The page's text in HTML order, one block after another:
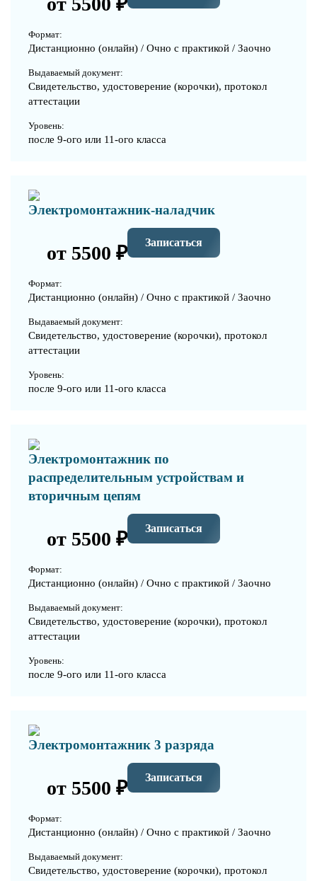
Формат:
Дистанционно (онлайн) / Очно с практикой / Заочно
Выдаваемый документ:
Свидетельство, удостоверение (корочки), протокол
аттестации
Уровень:
после 9-ого или 11-ого класса
Электромонтажник-наладчик
от 5500 ₽ Записаться
Формат:
Дистанционно (онлайн) / Очно с практикой / Заочно
Выдаваемый документ:
Свидетельство, удостоверение (корочки), протокол
аттестации
Уровень:
после 9-ого или 11-ого класса
Электромонтажник по
распределительным устройствам и
вторичным цепям
от 5500 ₽ Записаться
Формат:
Дистанционно (онлайн) / Очно с практикой / Заочно
Выдаваемый документ:
Свидетельство, удостоверение (корочки), протокол
аттестации
Уровень:
после 9-ого или 11-ого класса
Электромонтажник 3 разряда
от 5500 ₽ Записаться
Формат:
Дистанционно (онлайн) / Очно с практикой / Заочно
Выдаваемый документ:
Свидетельство, удостоверение (корочки), протокол